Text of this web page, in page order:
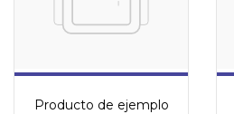
Producto de ejemplo